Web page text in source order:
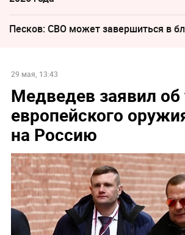
Песков: СВО может завершиться в
29 мая, 13:43
Медведев заявил об
европейского
на Россию